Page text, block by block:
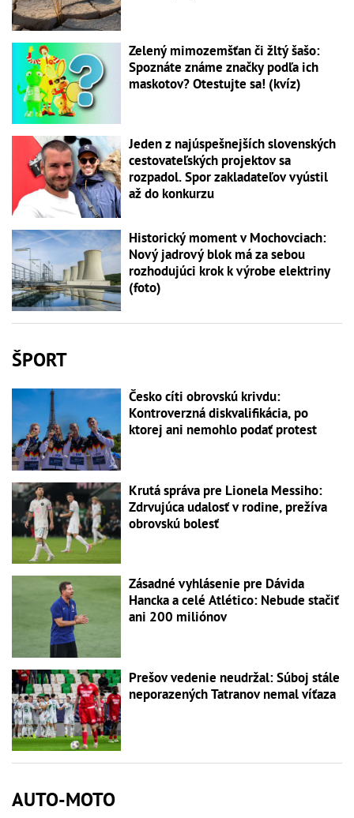
Zelený mimozemšťan či žltý šašo:
Spoznáte známe značky podľa ich
maskotov? Otestujte sa! (kvíz)
Jeden z najúspešnejších slovenských
cestovateľských projektov sa
rozpadol. Spor zakladateľov vyústil
až do konkurzu
Historický moment v Mochovciach:
Nový jadrový blok má za sebou
rozhodujúci krok k výrobe elektriny
(foto)
ŠPORT
Česko cíti obrovskú krivdu:
Kontroverzná diskvalifikácia, po
ktorej ani nemohlo podať protest
Krutá správa pre Lionela Messiho:
Zdrvujúca udalosť v rodine, prežíva
obrovskú bolesť
Zásadné vyhlásenie pre Dávida
Hancka a celé Atlético: Nebude stačiť
ani 200 miliónov
Prešov vedenie neudržal: Súboj stále
neporazených Tatranov nemal víťaza
AUTO-MOTO